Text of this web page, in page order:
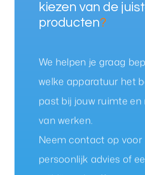
kiezen van de
producten?
We helpen je graag
welke apparatuur het
past bij jouw ruimte
van werken.
Neem contact op voor
persoonlijk advies of